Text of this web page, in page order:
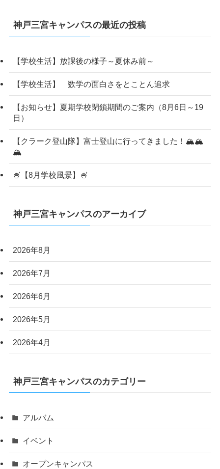
神戸三宮キャンパスの最近の投稿
【学校生活】放課後の様子～夏休み前～
【学校生活】 数学の面白さをとことん追求
【お知らせ】夏期学校閉鎖期間のご案内（8月6日～19
日）
【クラーク登山隊】富士登山に行ってきました！🏔️🏔️
🏔️
🍧【8月学校風景】🍧
神戸三宮キャンパスのアーカイブ
2026年8月
2026年7月
2026年6月
2026年5月
2026年4月
神戸三宮キャンパスのカテゴリー
アルバム
イベント
オープンキャンパス